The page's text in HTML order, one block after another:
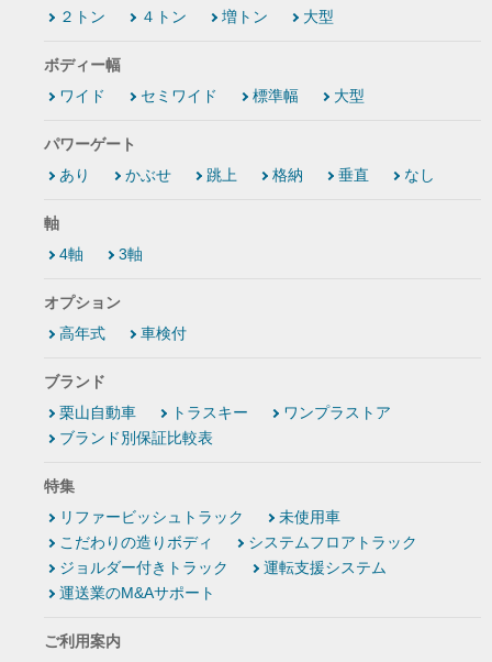
２トン
４トン 増トン 大型
ボディー幅
ワイド
セミワイド 標準幅 大型
パワーゲート
あり
かぶせ 跳上 格納 垂直 なし
軸
4軸
3軸
オプション
高年式
車検付
ブランド
栗山自動車
トラスキー
ワンプラストア
ブランド別保証比較表
特集
リファービッシュトラック
未使用車
こだわりの造りボディ
システムフロアトラック
ジョルダー付きトラック
運転支援システム
運送業のM&Aサポート
ご利用案内